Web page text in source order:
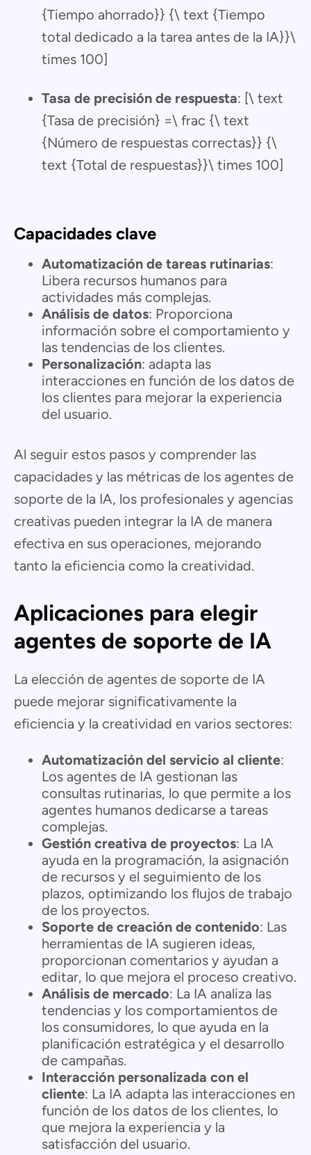
{Tiempo ahorrado}} {\ text {Tiempo
total dedicado a la tarea antes de la IA}}\
times 100]
Tasa de precisión de respuesta: [\ text
{Tasa de precisión} =\ frac {\ text
{Número de respuestas correctas}} {\
text {Total de respuestas}}\ times 100]
Capacidades clave
Automatización de tareas rutinarias:
Libera recursos humanos para
actividades más complejas.
Análisis de datos: Proporciona
información sobre el comportamiento y
las tendencias de los clientes.
Personalización: adapta las
interacciones en función de los datos de
los clientes para mejorar la experiencia
del usuario.
Al seguir estos pasos y comprender las
capacidades y las métricas de los agentes de
soporte de la IA, los profesionales y agencias
creativas pueden integrar la IA de manera
efectiva en sus operaciones, mejorando
tanto la eficiencia como la creatividad.
Aplicaciones para elegir
agentes de soporte de IA
La elección de agentes de soporte de IA
puede mejorar significativamente la
eficiencia y la creatividad en varios sectores:
Automatización del servicio al cliente:
Los agentes de IA gestionan las
consultas rutinarias, lo que permite a los
agentes humanos dedicarse a tareas
complejas.
Gestión creativa de proyectos: La IA
ayuda en la programación, la asignación
de recursos y el seguimiento de los
plazos, optimizando los flujos de trabajo
de los proyectos.
Soporte de creación de contenido: Las
herramientas de IA sugieren ideas,
proporcionan comentarios y ayudan a
editar, lo que mejora el proceso creativo.
Análisis de mercado: La IA analiza las
tendencias y los comportamientos de
los consumidores, lo que ayuda en la
planificación estratégica y el desarrollo
de campañas.
Interacción personalizada con el
cliente: La IA adapta las interacciones en
función de los datos de los clientes, lo
que mejora la experiencia y la
satisfacción del usuario.